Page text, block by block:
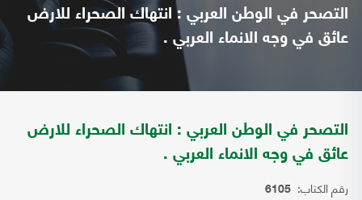
التصحر في الوطن العربي : انتهاك الصحراء للارض
عائق في وجه الانماء العربي .
التصحر في الوطن العربي : انتهاك الصحراء للارض
عائق في وجه الانماء العربي .
رقم الكتاب: 6105